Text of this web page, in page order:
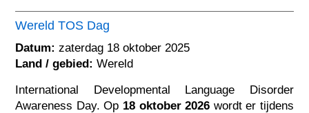
Wereld TOS Dag
Datum: zaterdag 18 oktober 2025
Land / gebied: Wereld
International Developmental Language Disorder
Awareness Day. Op 18 oktober 2026 wordt er tijdens